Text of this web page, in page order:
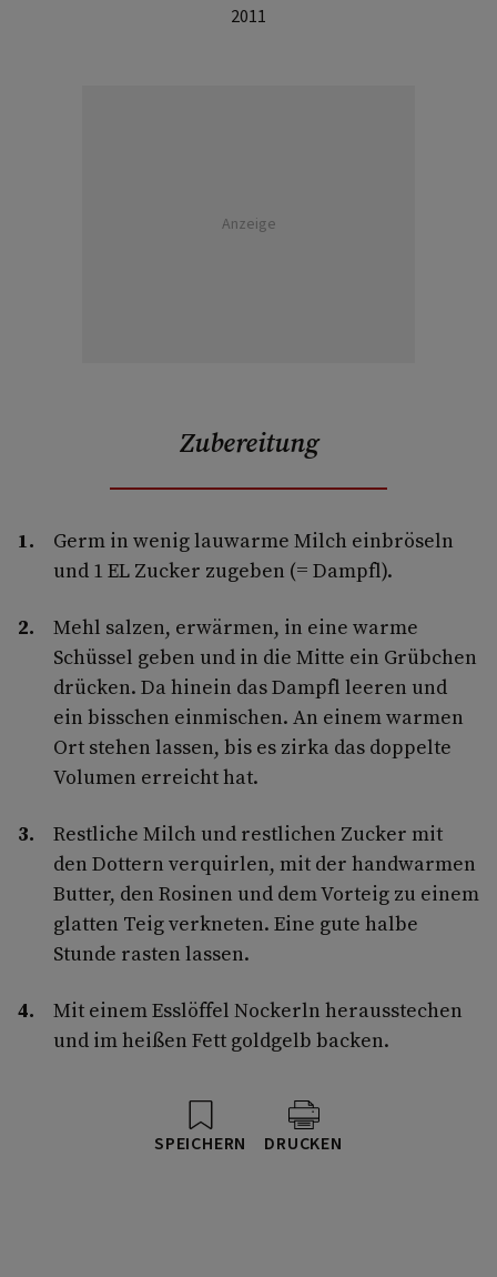
2011
Anzeige
Zubereitung
Germ in wenig lauwarme Milch einbröseln
und 1 EL Zucker zugeben (= Dampfl).
Mehl salzen, erwärmen, in eine warme
Schüssel geben und in die Mitte ein Grübchen
drücken. Da hinein das Dampfl leeren und
ein bisschen einmischen. An einem warmen
Ort stehen lassen, bis es zirka das doppelte
Volumen erreicht hat.
Restliche Milch und restlichen Zucker mit
den Dottern verquirlen, mit der handwarmen
Butter, den Rosinen und dem Vorteig zu einem
glatten Teig verkneten. Eine gute halbe
Stunde rasten lassen.
Mit einem Esslöffel Nockerln herausstechen
und im heißen Fett goldgelb backen.
SPEICHERN DRUCKEN